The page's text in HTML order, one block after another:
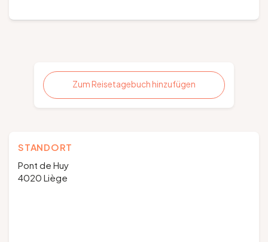
Zum Reisetagebuch hinzufügen
STANDORT
Pont de Huy
4020 Liège